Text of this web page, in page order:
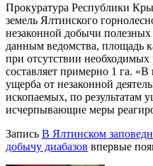
Прокуратура Республики
земель Ялтинского
незаконной добычи
данным ведомства, площадь
при отсутствии
составляет примерно 1 га. «В
ущерба от незаконной
ископаемых, по результатам
исчерпывающие меры
Запись В Ялтинском
добычу диабазов впервые